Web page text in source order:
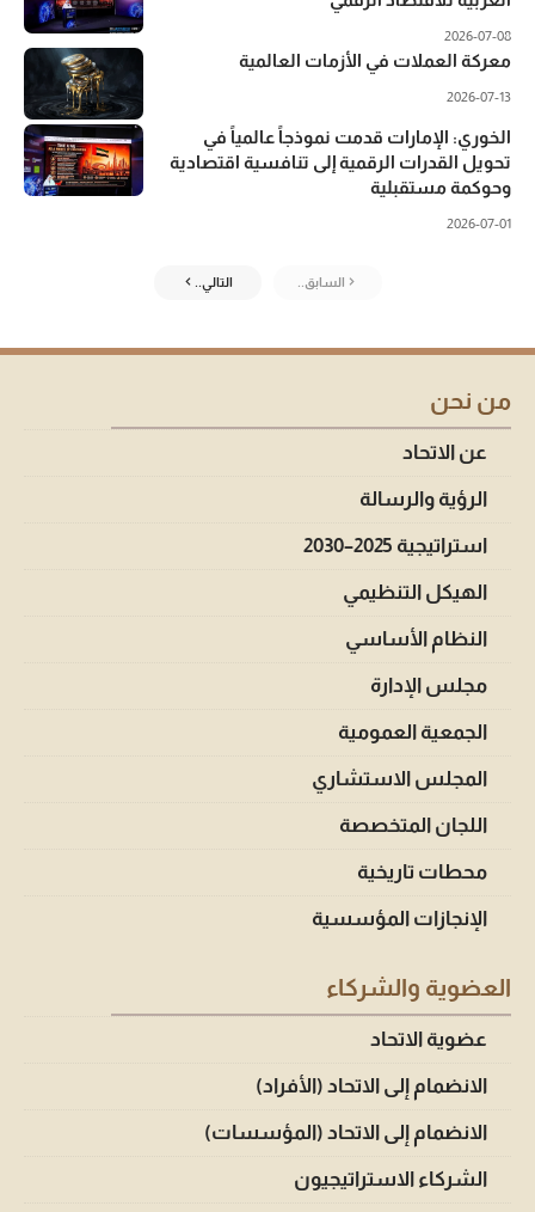
2026-07-08
معركة العملات في الأزمات العالمية
2026-07-13
الخوري: الإمارات قدمت نموذجاً عالمياً في
تحويل القدرات الرقمية إلى تنافسية اقتصادية
وحوكمة مستقبلية
2026-07-01
السابق.. التالي..
من نحن
عن الاتحاد
الرؤية والرسالة
استراتيجية 2025–2030
الهيكل التنظيمي
النظام الأساسي
مجلس الإدارة
الجمعية العمومية
المجلس الاستشاري
اللجان المتخصصة
محطات تاريخية
الإنجازات المؤسسية
العضوية والشركاء
عضوية الاتحاد
الانضمام إلى الاتحاد (الأفراد)
الانضمام إلى الاتحاد (المؤسسات)
الشركاء الاستراتيجيون